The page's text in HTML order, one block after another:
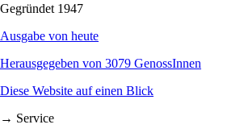
Gegründet 1947
Ausgabe von heute
Herausgegeben von 3079 GenossInnen
Diese Website auf einen Blick
→ Service